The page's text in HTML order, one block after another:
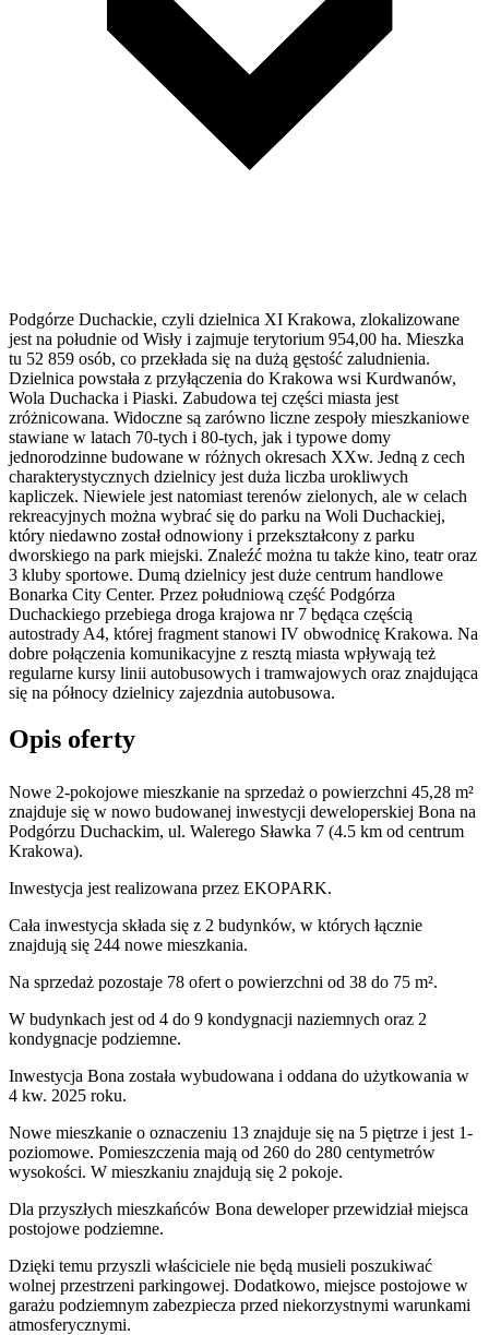
Podgórze Duchackie, czyli dzielnica XI Krakowa, zlokalizowane
jest na południe od Wisły i zajmuje terytorium 954,00 ha. Mieszka
tu 52 859 osób, co przekłada się na dużą gęstość zaludnienia.
Dzielnica powstała z przyłączenia do Krakowa wsi Kurdwanów,
Wola Duchacka i Piaski. Zabudowa tej części miasta jest
zróżnicowana. Widoczne są zarówno liczne zespoły mieszkaniowe
stawiane w latach 70-tych i 80-tych, jak i typowe domy
jednorodzinne budowane w różnych okresach XXw. Jedną z cech
charakterystycznych dzielnicy jest duża liczba urokliwych
kapliczek. Niewiele jest natomiast terenów zielonych, ale w celach
rekreacyjnych można wybrać się do parku na Woli Duchackiej,
który niedawno został odnowiony i przekształcony z parku
dworskiego na park miejski. Znaleźć można tu także kino, teatr oraz
3 kluby sportowe. Dumą dzielnicy jest duże centrum handlowe
Bonarka City Center. Przez południową część Podgórza
Duchackiego przebiega droga krajowa nr 7 będąca częścią
autostrady A4, której fragment stanowi IV obwodnicę Krakowa. Na
dobre połączenia komunikacyjne z resztą miasta wpływają też
regularne kursy linii autobusowych i tramwajowych oraz znajdująca
się na północy dzielnicy zajezdnia autobusowa.
Opis oferty
Nowe 2-pokojowe mieszkanie na sprzedaż o powierzchni 45,28 m²
znajduje się w nowo budowanej inwestycji deweloperskiej Bona na
Podgórzu Duchackim, ul. Walerego Sławka 7 (4.5 km od centrum
Krakowa).
Inwestycja jest realizowana przez EKOPARK.
Cała inwestycja składa się z 2 budynków, w których łącznie
znajdują się 244 nowe mieszkania.
Na sprzedaż pozostaje 78 ofert o powierzchni od 38 do 75 m².
W budynkach jest od 4 do 9 kondygnacji naziemnych oraz 2
kondygnacje podziemne.
Inwestycja Bona została wybudowana i oddana do użytkowania w
4 kw. 2025 roku.
Nowe mieszkanie o oznaczeniu 13 znajduje się na 5 piętrze i jest 1-
poziomowe. Pomieszczenia mają od 260 do 280 centymetrów
wysokości. W mieszkaniu znajdują się 2 pokoje.
Dla przyszłych mieszkańców Bona deweloper przewidziałmiejsca
postojowe podziemne.
Dzięki temu przyszli właściciele nie będą musieli poszukiwać
wolnej przestrzeni parkingowej. Dodatkowo, miejsce postojowe w
garażu podziemnym zabezpiecza przed niekorzystnymi warunkami
atmosferycznymi.